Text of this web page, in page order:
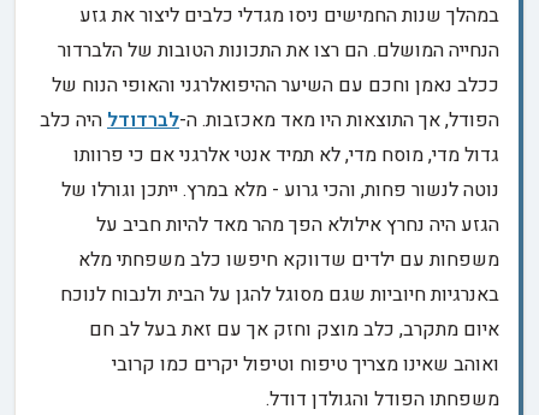
במהלך שנות החמישים ניסו מגדלי כלבים ליצור את גזע
הנחייה המושלם. הם רצו את התכונות הטובות של הלברדור
ככלב נאמן וחכם עם השיער ההיפואלרגני והאופי הנוח של
הפודל, אך התוצאות היו מאד מאכזבות. ה-לברדודלהיה כלב
גדול מדי, מוסח מדי, לא תמיד אנטי אלרגני אם כי פרוותו
נוטה לנשור פחות, והכי גרוע - מלא במרץ. ייתכן וגורלו של
הגזע היה נחרץ אילולא הפך מהר מאד להיות חביב על
משפחות עם ילדים שדווקא חיפשו כלב משפחתי מלא
באנרגיות חיוביות שגם מסוגל להגן על הבית ולנבוח לנוכח
איום מתקרב, כלב מוצק וחזק אך עם זאת בעל לב חם
ואוהב שאינו מצריך טיפוח וטיפול יקרים כמו קרובי
משפחתו הפודל והגולדן דודל.